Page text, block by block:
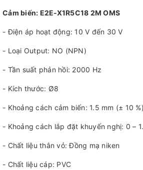
Cảm biến: E2E-X1R5C18 2M OMS
- Điện áp hoạt động: 10 V đến 30 V
- Loại Output: NO (NPN)
- Tần suất phản hồi: 2000 Hz
- Kích thước: Ø8
- Khoảng cách cảm biến: 1.5 mm (± 10 %)
- Khoảng cách lắp đặt khuyến nghị: 0 –
- Chất liệu thân vỏ: Đồng mạ niken
- Chất liệu cáp: PVC